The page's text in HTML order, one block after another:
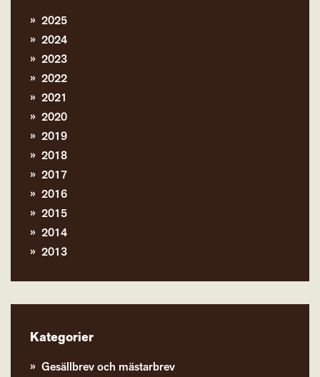
2025
2024
2023
2022
2021
2020
2019
2018
2017
2016
2015
2014
2013
Kategorier
Gesällbrev och mästarbrev